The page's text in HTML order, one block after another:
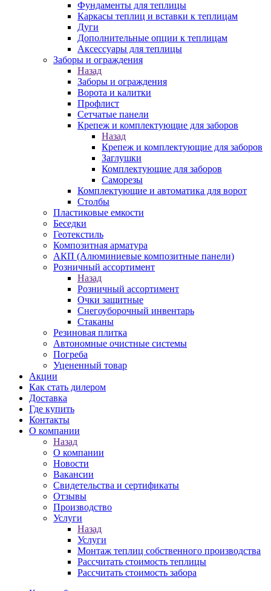
Фундаменты для теплицы
Каркасы теплиц и вставки к теплицам
Дуги
Дополнительные опции к теплицам
Аксессуары для теплицы
Заборы и ограждения
Назад
Заборы и ограждения
Ворота и калитки
Профлист
Сетчатые панели
Крепеж и комплектующие для заборов
Назад
Крепеж и комплектующие для заборов
Заглушки
Комплектующие для заборов
Саморезы
Комплектующие и автоматика для ворот
Столбы
Пластиковые емкости
Беседки
Геотекстиль
Композитная арматура
АКП (Алюминиевые композитные панели)
Розничный ассортимент
Назад
Розничный ассортимент
Очки защитные
Снегоуборочный инвентарь
Стаканы
Резиновая плитка
Автономные очистные системы
Погреба
Уцененный товар
Акции
Как стать дилером
Доставка
Где купить
Контакты
О компании
Назад
О компании
Новости
Вакансии
Свидетельства и сертификаты
Отзывы
Производство
Услуги
Назад
Услуги
Монтаж теплиц собственного производства
Рассчитать стоимость теплицы
Рассчитать стоимость забора